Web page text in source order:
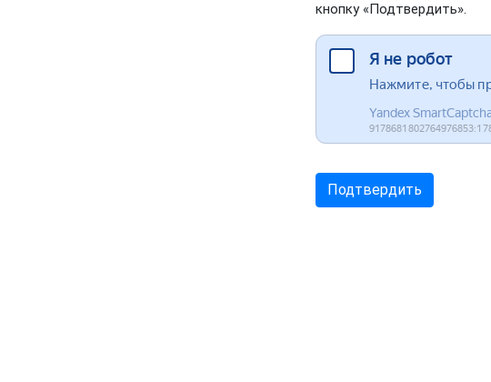
кнопку «Подтвердить».